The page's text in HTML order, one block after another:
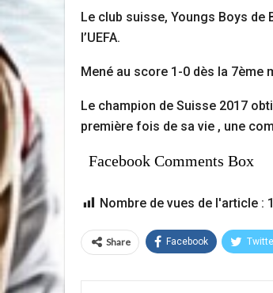
Le club suisse, Youngs Boys de
l’UEFA.
Mené au score 1-0 dès la 7ème
Le champion de Suisse 2017
première fois de sa vie , une
Facebook Comments Box
Nombre de vues de l'article :
Share Facebook